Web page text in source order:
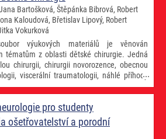
z oblasti molekulární genetiky a
intervence. Poukazujeme tímto na
spolupráce a propojení teoretických a
a přírodovědeckých fakultách, a to
orálního zdraví.
Bartošková, Štěpánka Bibrová, Robert
Kaloudová, Břetislav Lipový, Robert
Vokurková
výukových materiálů je věnován
tématům z oblasti dětské chirurgie. Jedná
chirurgii, chirurgii novorozence, obecnou
viscerální traumatologii, náhlé příhody
chirurgii, plastickou chirurgii,
vady gastrointestinálního traktu a
dítěte. pro studenty
ošetřovatelství a porodní